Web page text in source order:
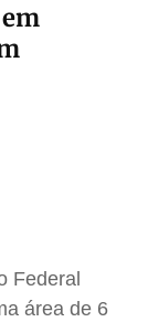
Federal
área de 6